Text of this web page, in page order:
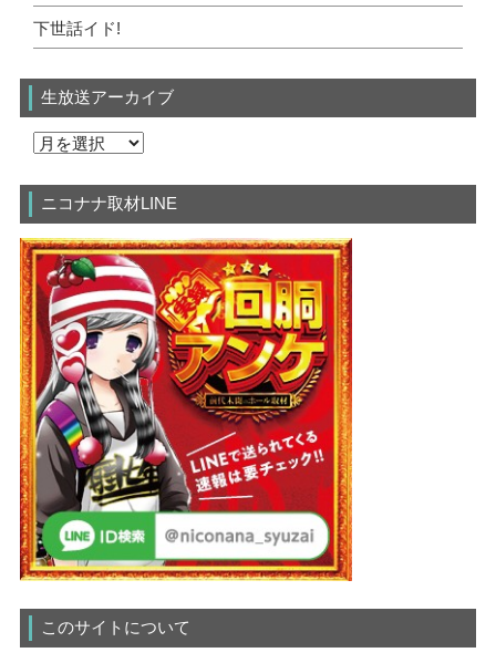
下世話イド!
生放送アーカイブ
ニコナナ取材LINE
このサイトについて